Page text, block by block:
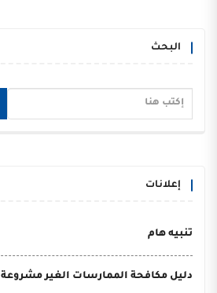
البحث
إعلانات
تنبيه هام
دليل مكافحة الممارسات الغير مشروعة